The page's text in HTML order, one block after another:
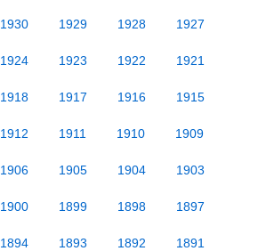
1930 1929 1928 1927
1924 1923 1922 1921
1918 1917 1916 1915
1912 1911 1910 1909
1906 1905 1904 1903
1900 1899 1898 1897
1894 1893 1892 1891